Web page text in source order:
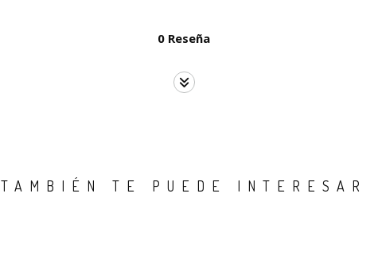
0 Reseña
TAMBIÉN TE PUEDE INTERESAR